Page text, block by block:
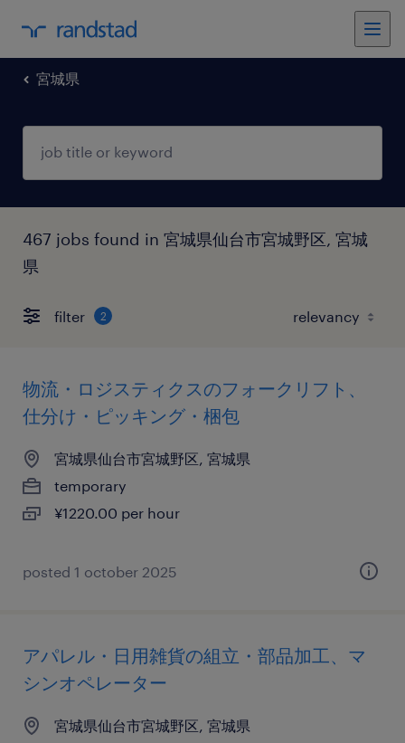
宮城県
467 jobs found in 宮城県仙台市宮城野区, 宮城
県
filter 2
物流・ロジスティクスのフォークリフト、
仕分け・ピッキング・梱包
宮城県仙台市宮城野区, 宮城県
temporary
¥1220.00 per hour
posted 1 october 2025
アパレル・日用雑貨の組立・部品加工、マ
シンオペレーター
宮城県仙台市宮城野区, 宮城県